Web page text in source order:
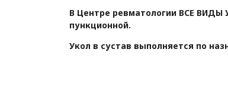
В Центре ревматологии ВСЕ
пункционной.
Укол в сустав выполняется по